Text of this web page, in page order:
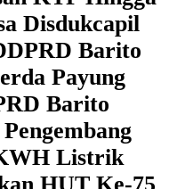
Disdukcapil
DPRD Barito
Payung
Barito
Listrik